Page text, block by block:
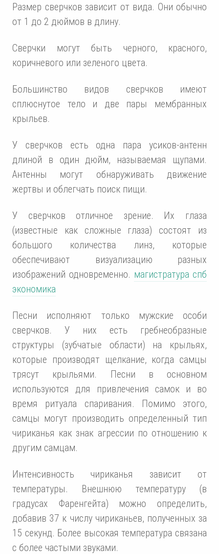
Размер сверчков зависит от вида. Они обычно
от 1 до 2 дюймов в длину.
Сверчки могут быть черного, красного,
коричневого или зеленого цвета.
Большинство видов сверчков имеют
сплюснутое тело и две пары мембранных
крыльев.
У сверчков есть одна пара усиков-антенн
длиной в один дюйм, называемая щупами.
Антенны могут обнаруживать движение
жертвы и облегчать поиск пищи.
У сверчков отличное зрение. Их глаза
(известные как сложные глаза) состоят из
большого количества линз, которые
обеспечивают визуализацию разных
изображений одновременно. магистратура спб
экономика
Песни исполняют только мужские особи
сверчков. У них есть гребнеобразные
структуры (зубчатые области) на крыльях,
которые производят щелкание, когда самцы
трясут крыльями. Песни в основном
используются для привлечения самок и во
время ритуала спаривания. Помимо этого,
самцы могут производить определенный тип
чириканья как знак агрессии по отношению к
другим самцам.
Интенсивность чириканья зависит от
температуры. Внешнюю температуру (в
градусах Фаренгейта) можно определить,
добавив 37 к числу чириканьев, полученных за
15 секунд. Более высокая температура связана
с более частыми звуками.